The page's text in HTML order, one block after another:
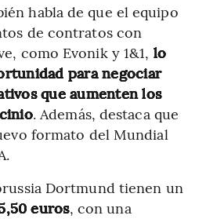
habla de que el equipo
de contratos con
como Evonik y 1&1, lo
para negociar
que aumenten los
. Además, destaca que
formato del Mundial
Dortmund tienen un
euros, con una